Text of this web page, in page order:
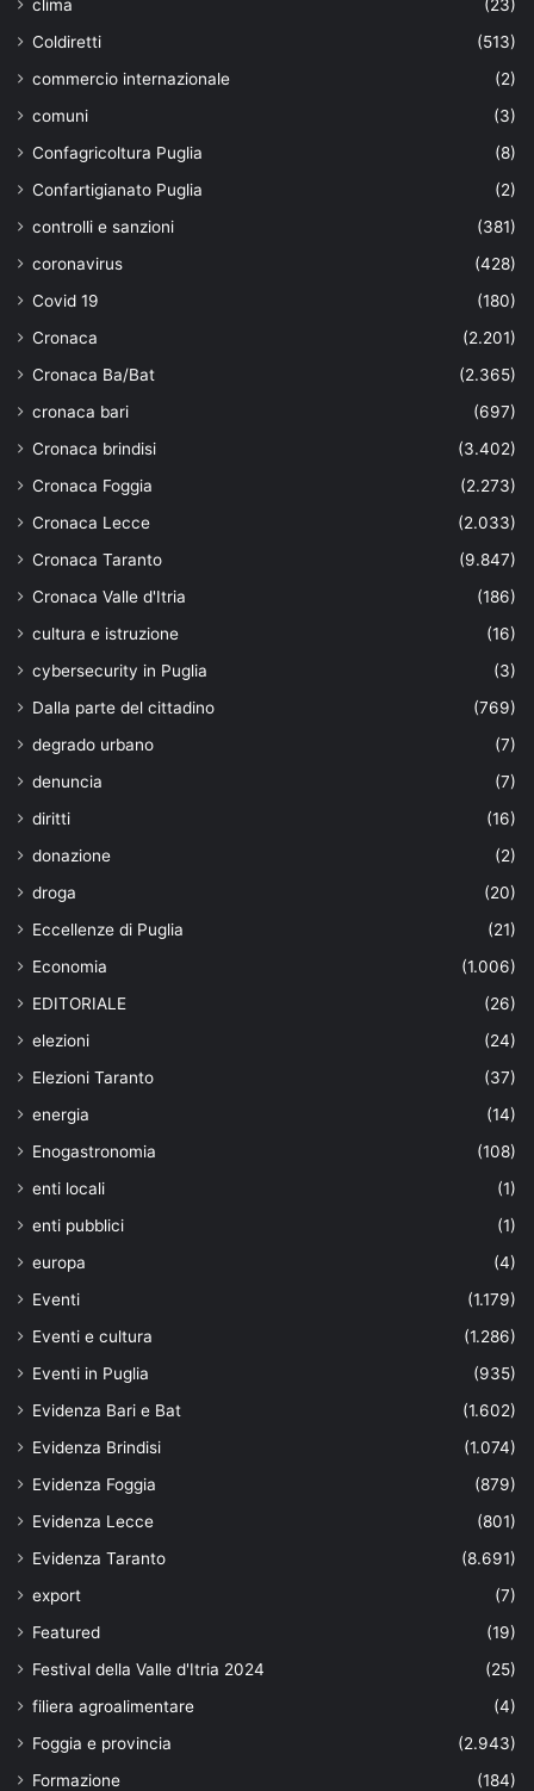
clima
(23)
Coldiretti
(513)
commercio internazionale
(2)
comuni
(3)
Confagricoltura Puglia
(8)
Confartigianato Puglia
(2)
controlli e sanzioni
(381)
coronavirus
(428)
Covid 19
(180)
Cronaca
(2.201)
Cronaca Ba/Bat
(2.365)
cronaca bari
(697)
Cronaca brindisi
(3.402)
Cronaca Foggia
(2.273)
Cronaca Lecce
(2.033)
Cronaca Taranto
(9.847)
Cronaca Valle d'Itria
(186)
cultura e istruzione
(16)
cybersecurity in Puglia
(3)
Dalla parte del cittadino
(769)
degrado urbano
(7)
denuncia
(7)
diritti
(16)
donazione
(2)
droga
(20)
Eccellenze di Puglia
(21)
Economia
(1.006)
EDITORIALE
(26)
elezioni
(24)
Elezioni Taranto
(37)
energia
(14)
Enogastronomia
(108)
enti locali
(1)
enti pubblici
(1)
europa
(4)
Eventi
(1.179)
Eventi e cultura
(1.286)
Eventi in Puglia
(935)
Evidenza Bari e Bat
(1.602)
Evidenza Brindisi
(1.074)
Evidenza Foggia
(879)
Evidenza Lecce
(801)
Evidenza Taranto
(8.691)
export
(7)
Featured
(19)
Festival della Valle d'Itria 2024
(25)
filiera agroalimentare
(4)
Foggia e provincia
(2.943)
Formazione
(184)